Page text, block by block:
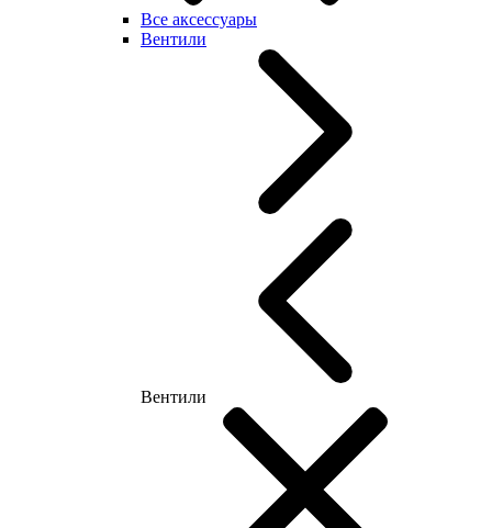
Все аксессуары
Вентили
Вентили